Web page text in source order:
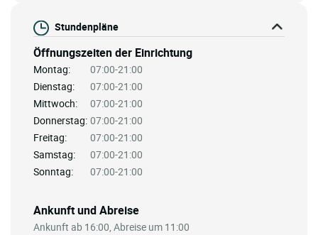
Stundenpläne
Öffnungszeiten der Einrichtung
Montag:
07:00-21:00
Dienstag:
07:00-21:00
Mittwoch:
07:00-21:00
Donnerstag: 07:00-21:00
Freitag:
07:00-21:00
Samstag:
07:00-21:00
Sonntag:
07:00-21:00
Ankunft und Abreise
Ankunft ab 16:00, Abreise um 11:00